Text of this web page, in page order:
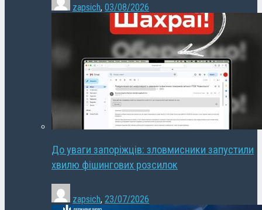
zapsich, 03/08/2026
До уваги запоріжців: зловмисники запустили
хвилю фішингових розсилок
zapsich, 23/07/2026